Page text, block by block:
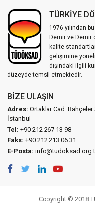
TÜRKİYE
1976 yılından
Demir ve Demir
kalite
gelişimine
dışındaki ilgili
düzeyde temsil etmektedir.
BIZE ULAŞIN
Adres: Ortaklar Cad.
İstanbul
Tel: +90 212 267 13 98
Faks: +90 212 213 06 31
E-Posta:
Copyright © 2018